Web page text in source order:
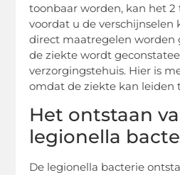
toonbaar worden, kan het 2
voordat u de verschijnselen
direct maatregelen worden
de ziekte wordt
verzorgingstehuis. Hier is
omdat de ziekte kan leiden
Het ontstaan
legionella
De legionella bacterie